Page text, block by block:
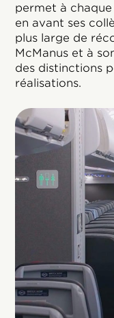
permet à
en avant ses
plus large de
McManus et à
des distinctions
réalisations.